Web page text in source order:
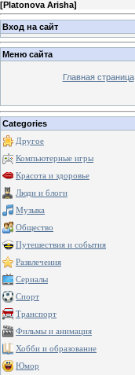
[Platonova Arisha]
Вход на сайт
Меню сайта
Главная страница
Categories
Другое
Компьютерные игры
Красота и здоровье
Люди и блоги
Музыка
Общество
Путешествия и события
Развлечения
Сериалы
Спорт
Транспорт
Фильмы и анимация
Хобби и образование
Юмор